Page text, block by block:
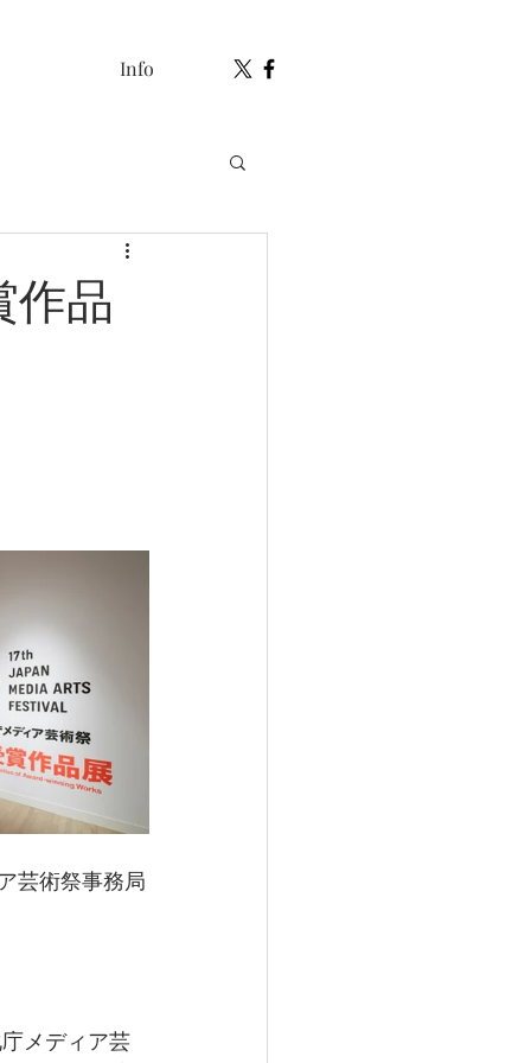
Info
作品
芸術祭事務局
メディア芸